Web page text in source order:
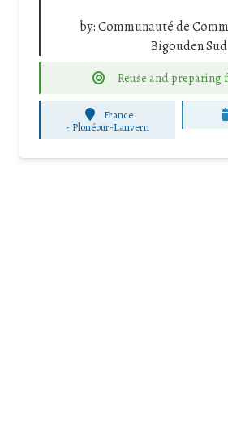
by:Communauté de
Bigouden Sud
Reuse and preparing
France
- Plonéour-Lanvern